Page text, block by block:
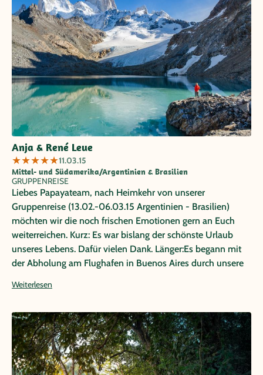
Anja & René Leue
★★★★★11.03.15
Mittel- und Südamerika/Argentinien & Brasilien
GRUPPENREISE
Liebes Papayateam, nach Heimkehr von unserer
Gruppenreise (13.02.-06.03.15 Argentinien - Brasilien)
möchten wir die noch frischen Emotionen gern an Euch
weiterreichen. Kurz: Es war bislang der schönste Urlaub
unseres Lebens. Dafür vielen Dank. Länger:Es begann mit
der Abholung am Flughafen in Buenos Aires durch unsere
Charbonnier. Sie hat sich während der kompletten Zeit in
Ob es die Suche nach intakten Geldautomaten ,
Übersetzungen in Apotheken, Restaurantbestellungen oder
das Wiederauffinden von abhanden gekommenen
Fluggepäcks war, Sie löste all diese Aufgaben mit Hingabe
Weiterlesen